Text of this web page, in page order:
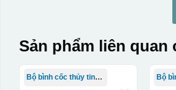
Sản phẩm liên
Bộ bình cốc thủy tinh TQ